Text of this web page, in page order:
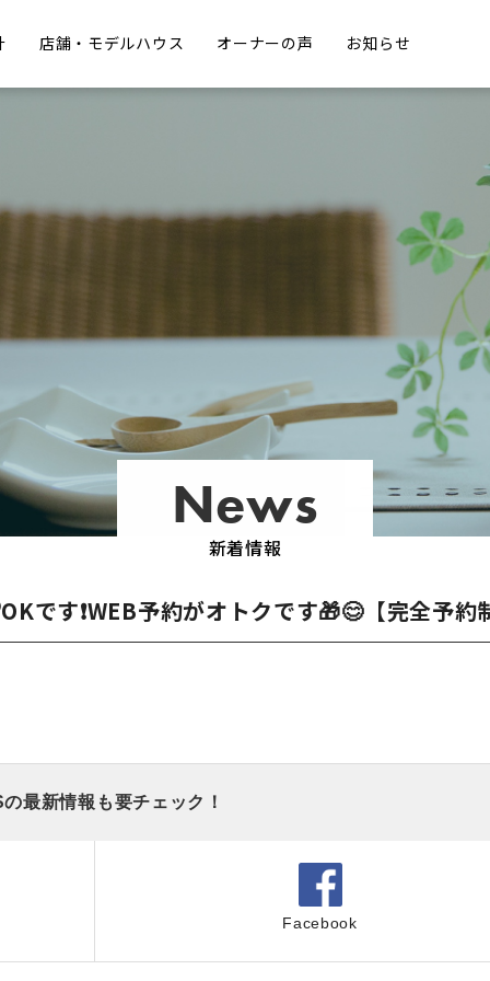
店舗・モデルハウス オーナーの声 お知らせ
News
新着情報
です❗WEB予約がオトクです🎁😊【完全予約
最新情報も要チェック！
Facebook